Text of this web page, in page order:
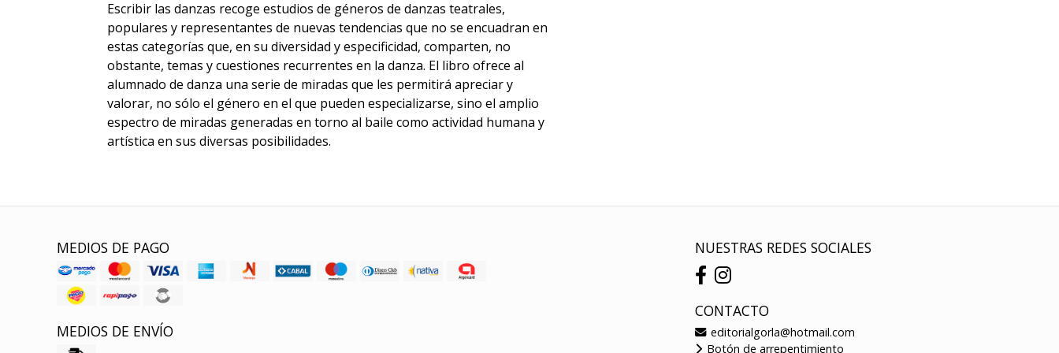
Escribir las danzas recoge estudios de géneros de danzas teatrales,
populares y representantes de nuevas tendencias que no se encuadran en
estas categorías que, en su diversidad y especificidad, comparten, no
obstante, temas y cuestiones recurrentes en la danza. El libro ofrece al
alumnado de danza una serie de miradas que les permitirá apreciar y
valorar, no sólo el género en el que pueden especializarse, sino el amplio
espectro de miradas generadas en torno al baile como actividad humana y
artística en sus diversas posibilidades.
MEDIOS DE PAGO
MEDIOS DE ENVÍO
NUESTRAS REDES SOCIALES
CONTACTO
editorialgorla@hotmail.com
Botón de arrepentimiento